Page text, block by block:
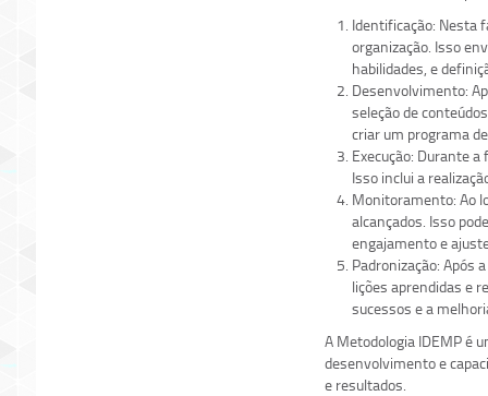
Identificação: Nesta
organização. Isso
habilidades, e
Desenvolvimento:
seleção de
criar um programa
Execução: Durante
Isso inclui a
Monitoramento: Ao
alcançados. Isso
engajamento e
Padronização: Após
lições aprendidas e
sucessos e a
A Metodologia IDEMP é
desenvolvimento e
e resultados.